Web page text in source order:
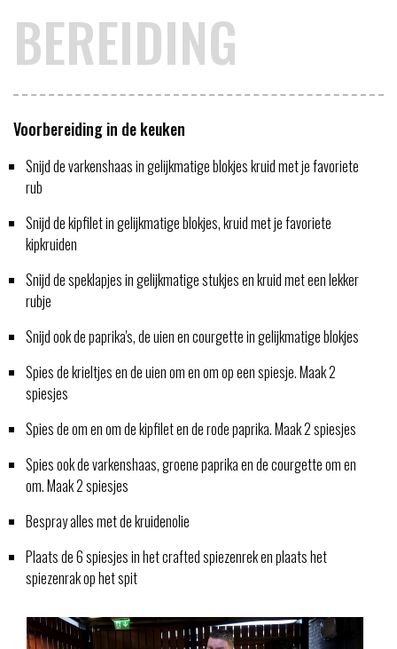
BEREIDING
Voorbereiding in de keuken
Snijd de varkenshaas in gelijkmatige blokjes kruid met je favoriete
rub
Snijd de kipfilet in gelijkmatige blokjes, kruid met je favoriete
kipkruiden
Snijd de speklapjes in gelijkmatige stukjes en kruid met een lekker
rubje
Snijd ook de paprika's, de uien en courgette in gelijkmatige blokjes
Spies de krieltjes en de uien om en om op een spiesje. Maak 2
spiesjes
Spies de om en om de kipfilet en de rode paprika. Maak 2 spiesjes
Spies ook de varkenshaas, groene paprika en de courgette om en
om. Maak 2 spiesjes
Bespray alles met de kruidenolie
Plaats de 6 spiesjes in het crafted spiezenrek en plaats het
spiezenrak op het spit